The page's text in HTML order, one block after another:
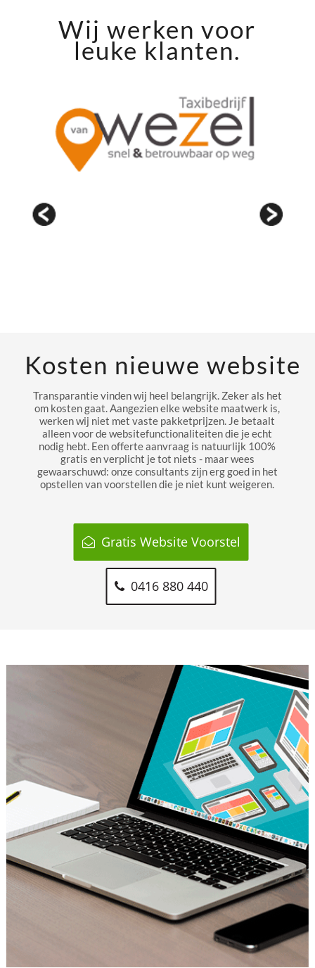
Wij werken voor
leuke klanten.
Kosten nieuwe website
Transparantie vinden wij heel belangrijk. Zeker als het
om kosten gaat. Aangezien elke website maatwerk is,
werken wij niet met vaste pakketprijzen. Je betaalt
alleen voor de websitefunctionaliteiten die je echt
nodig hebt. Een offerte aanvraag is natuurlijk 100%
gratis en verplicht je tot niets - maar wees
gewaarschuwd: onze consultants zijn erg goed in het
opstellen van voorstellen die je niet kunt weigeren.
Gratis Website Voorstel
0416 880 440